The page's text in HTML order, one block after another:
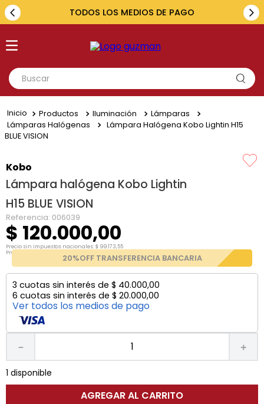
TODOS LOS MEDIOS DE PAGO
Buscar
1.
toyota
3.
amarok
4.
fiat
chevrolet
Productos Iluminación
Lámparas
Lámparas Halógenas
Lámpara Halógena Kobo Lightin H15
BLUE VISION
Kobo
Lámpara halógena Kobo Lightin
H15 BLUE VISION
Referencia: 006039
$ 120.000,00
Precio sin impuestos nacionales:$ 99.173,55
Precio por unidad:
20%OFF TRANSFERENCIA BANCARIA
3 cuotas sin interés de $ 40.000,00
6 cuotas sin interés de $ 20.000,00
Ver todos los medios de pago
＋
－
1 disponible
AGREGAR AL CARRITO